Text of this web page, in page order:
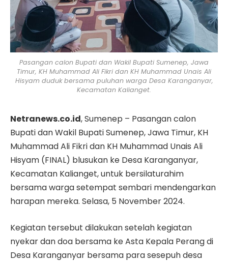
Pasangan calon Bupati dan Wakil Bupati Sumenep, Jawa
Timur, KH Muhammad Ali Fikri dan KH Muhammad Unais Ali
Hisyam duduk bersama puluhan warga Desa Karanganyar,
Kecamatan Kalianget.
Netranews.co.id, Sumenep – Pasangan calon
Bupati dan Wakil Bupati Sumenep, Jawa Timur, KH
Muhammad Ali Fikri dan KH Muhammad Unais Ali
Hisyam (FINAL) blusukan ke Desa Karanganyar,
Kecamatan Kalianget, untuk bersilaturahim
bersama warga setempat sembari mendengarkan
harapan mereka. Selasa, 5 November 2024.
Kegiatan tersebut dilakukan setelah kegiatan
nyekar dan doa bersama ke Asta Kepala Perang di
Desa Karanganyar bersama para sesepuh desa